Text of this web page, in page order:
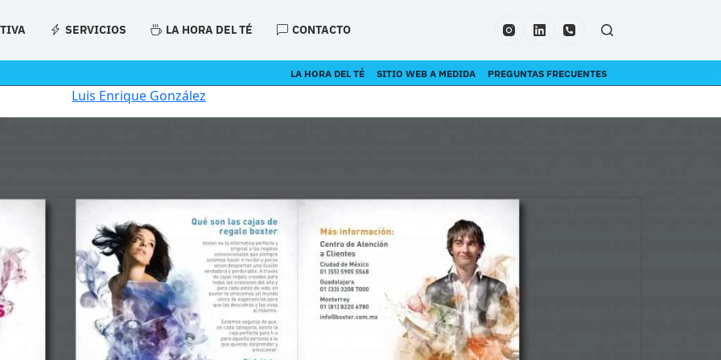
SERVICIOS LA HORA DEL TÉ CONTACTO
LA HORA DEL TÉ SITIO WEB A MEDIDA PREGUNTAS FRECUENTES
Luis Enrique González